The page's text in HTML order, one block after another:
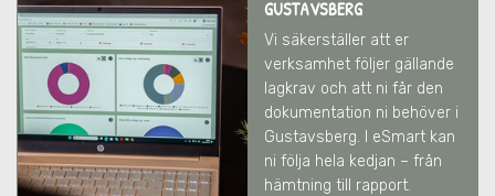
GUSTAVSBERG
Vi säkerställer att er
verksamhet följer gällande
lagkrav och att ni får den
dokumentation ni behöver i
Gustavsberg. I eSmart kan
ni följa hela kedjan – från
hämtning till rapport.